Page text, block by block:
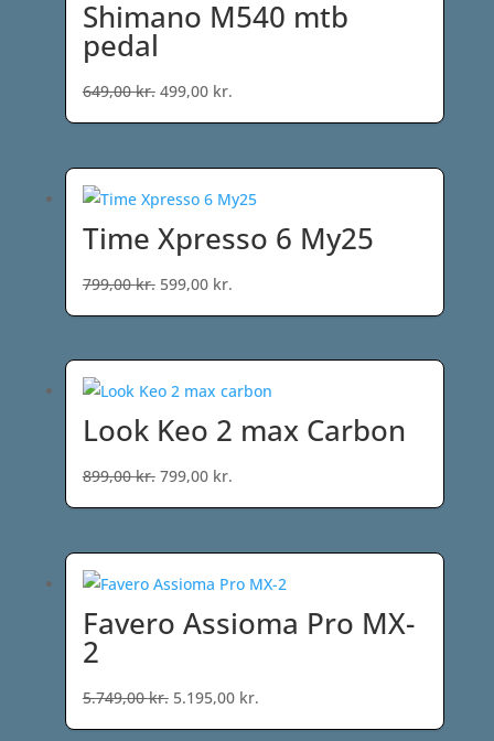
Shimano M540 mtb
pedal
649,00kr. Den
oprindelige
var:
649,00 kr..
499,00 kr.Den
aktuelle
er:
499,00 kr..
Time Xpresso 6 My25
799,00kr. Den
oprindelige
799,00 kr..
599,00 kr.
aktuelle
599,00 kr..
Look Keo 2 max Carbon
899,00kr. Den
oprindelige
899,00 kr..
799,00 kr.Den
aktuelle
799,00 kr..
Favero Assioma Pro MX-
2
5.749,00kr. Den
oprindelige
5.195,00 kr.
aktuelle